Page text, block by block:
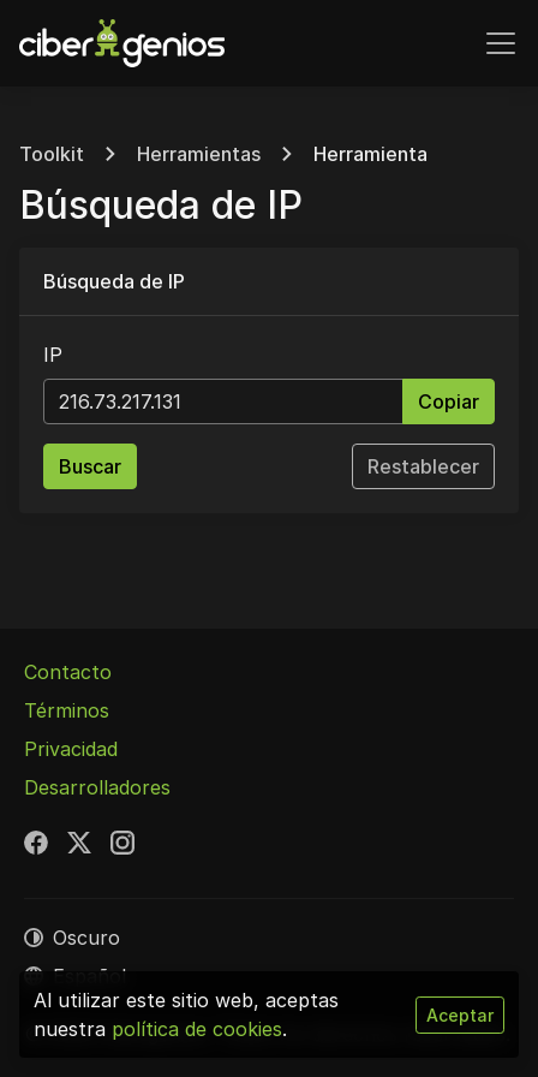
Toolkit Herramientas Herramienta
Búsqueda de IP
Búsqueda de IP
IP
Copiar
Buscar Restablecer
Contacto
Términos
Privacidad
Desarrolladores
Facebook
X Instagram
© 2026 Cibergenios. Todos los derechos reservados.
Oscuro
Español
Al utilizar este sitio web, aceptas
nuestra política de cookies.
Aceptar